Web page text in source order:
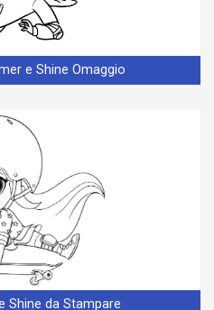
e Shine Omaggio
Shine da Stampare